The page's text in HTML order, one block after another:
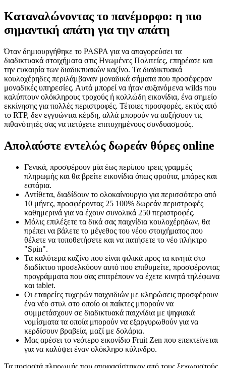
Καταναλώνοντας το πανέμορφο: η πιο
σημαντική απάτη για την απάτη
Όταν δημιουργήθηκε το PASPA για να απαγορεύσει τα
διαδικτυακά στοιχήματα στις Ηνωμένες Πολιτείες, επηρέασε και
την ευκαιρία των διαδικτυακών καζίνο. Τα διαδικτυακά
κουλοχέρηδες περιλάμβαναν μοναδικά σήματα που προσέφεραν
μοναδικές υπηρεσίες. Αυτά μπορεί να ήταν αυξανόμενα wilds που
καλύπτουν ολόκληρους τροχούς ή κολλώδη εικονίδια, ένα σημείο
εκκίνησης για πολλές περιστροφές. Τέτοιες προσφορές, εκτός από
το RTP, δεν εγγυώνται κέρδη, αλλά μπορούν να αυξήσουν τις
πιθανότητές σας να πετύχετε επιτυχημένους συνδυασμούς.
Απολαύστε εντελώς δωρεάν θύρες online
Γενικά, προσφέρουν μία έως περίπου τρεις γραμμές
πληρωμής και θα βρείτε εικονίδια όπως φρούτα, μπάρες και
εφτάρια.
Αντίθετα, διαδίδουν το ολοκαίνουργιο για περισσότερο από
10 μήνες, προσφέροντας 25 100% δωρεάν περιστροφές
καθημερινά για να έχουν συνολικά 250 περιστροφές.
Μόλις επιλέξετε τα δικά σας παιχνίδια κουλοχέρηδων, θα
πρέπει να βάλετε το μέγεθος του νέου στοιχήματος που
θέλετε να τοποθετήσετε και να πατήσετε το νέο πλήκτρο
"Spin".
Τα καλύτερα καζίνο που είναι φιλικά προς τα κινητά στο
διαδίκτυο προσελκύουν αυτό που επιθυμείτε, προσφέροντας
προγράμματα που σας επιτρέπουν να έχετε κινητά τηλέφωνα
και tablet.
Οι εταιρείες τυχερών παιχνιδιών με κληρώσεις προσφέρουν
ένα νέο στυλ στο οποίο οι παίκτες μπορούν να
συμμετάσχουν σε διαδικτυακά παιχνίδια με ψηφιακά
νομίσματα τα οποία μπορούν να εξαργυρωθούν για να
κερδίσουν βραβεία, μαζί με δολάρια.
Μας αρέσει το νεότερο εικονίδιο Fruit Zen που επεκτείνεται
για να καλύψει έναν ολόκληρο κύλινδρο.
Τα ποσοστά πληρωμής που αποφασίστηκαν από τους ξεχωριστούς